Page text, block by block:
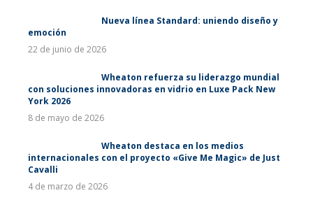
Nueva línea Standard: uniendo diseño y
emoción
22 de junio de 2026
Wheaton refuerza su liderazgo mundial
con soluciones innovadoras en vidrio en Luxe Pack New
York 2026
8 de mayo de 2026
Wheaton destaca en los medios
internacionales con el proyecto «Give Me Magic» de Just
Cavalli
4 de marzo de 2026